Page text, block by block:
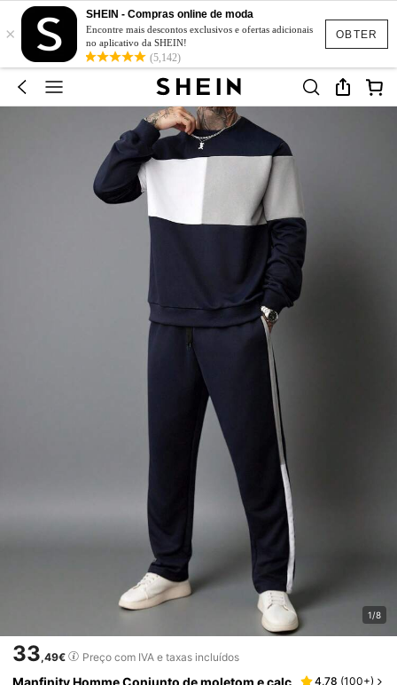
OBTER
×
SHEIN - Compras online de moda
Encontre mais descontos exclusivos e ofertas adicionais
no aplicativo da SHEIN!
(5,142)
1/8
33,49€ Preço com IVA e taxas incluídos
4,78 (100+)